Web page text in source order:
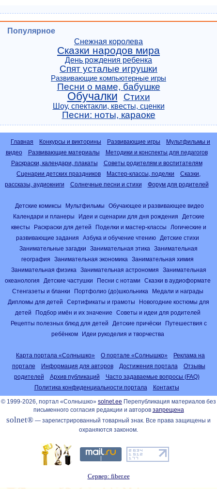
Популярное
Снежная королева
Сказки народов мира
День рождения ребенка
Спят усталые игрушки
Развивающие компьютерные игры
Песни о маме, бабушке
Обучалки Стихи
Шоу, спектакли, квесты, сценки
Песни: ноты, караоке
Главная Конкурсы и викторины Развивающие игры
Мультфильмы и
видео
Развивающие материалы
Методики и конспекты для педагогов
Раскраски, календари, плакаты
Советы родителям и воспитателям
Сценарии детских праздников
Мастер-классы, поделки
Сказки,
рассказы, аудиокниги
Солнечные песни и стихи Форум для родителей
Детские комиксы Мультфильмы
Обучающее и развивающее видео
Календари и планеры
Идеи и сценарии для дня рождения
Детские
квесты
Раскраски для детей Поделки и мастер-классы
Логические и
развивающие задания
Азбука и обучение чтению
Детские стихи
Занимательные загадки
Занимательная этика
Занимательная
география
Занимательная экономика
Занимательная химия
Занимательная физика
Занимательная астрономия
Занимательная
океанология
Детские частушки Песни с нотами
Сказки в аудиоформате
Стенгазеты и бланки
Портфолио (до)школьника
Медали и награды
Дипломы для детей
Сертификаты и грамоты
Новогодние костюмы для
детей
Подбор имён и их значение
Советы и идеи для родителей
Рецепты полезных блюд для детей
Детские причёски
Путешествия с
ребёнком
Идеи рукоделия и творчества
Карта портала «Солнышко» О портале «Солнышко»
Реклама на
портале
Информация для авторов Достижения портала
Отзывы
родителей
Архив публикаций
Часто задаваемые вопросы (FAQ)
Политика конфиденциальности портала
Контакты
© 1999-2026, портал «Солнышко» solnet.ee Перепубликация материалов без
письменного согласия редакции и авторов запрещена
solnet® — зарегистрированный товарный знак. Все права защищены и
охраняются законом.
Сервер: fiber.ee